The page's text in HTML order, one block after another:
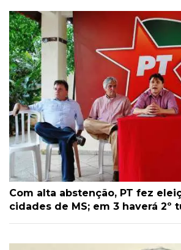
Com alta abstenção, PT fez
cidades de MS; em 3 haverá 2º